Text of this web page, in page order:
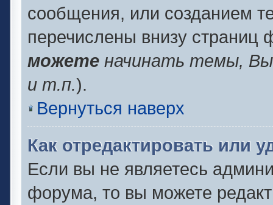
сообщения, или созданием
перечислены внизу
можете начинать темы,
и т.п.).
Вернуться наверх
Как отредактировать или
Если вы не являетесь
форума, то вы можете